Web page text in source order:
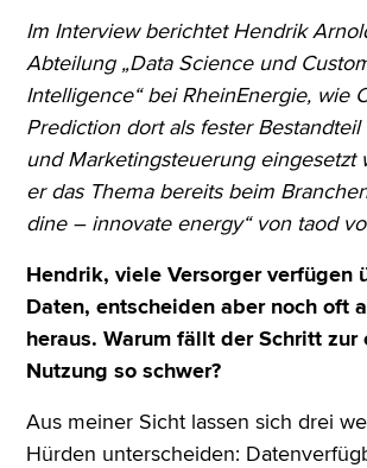
Im Interview berichtet Hendrik
Abteilung „Data Science und
Intelligence“ bei RheinEnergie, wie
Prediction dort als fester
und Marketingsteuerung eingesetzt
er das Thema bereits beim
dine – innovate energy“ von taod
Hendrik, viele Versorger verfügen
Daten, entscheiden aber noch oft
heraus. Warum fällt der Schritt zur
Nutzung so schwer?
Aus meiner Sicht lassen sich drei
Hürden unterscheiden: